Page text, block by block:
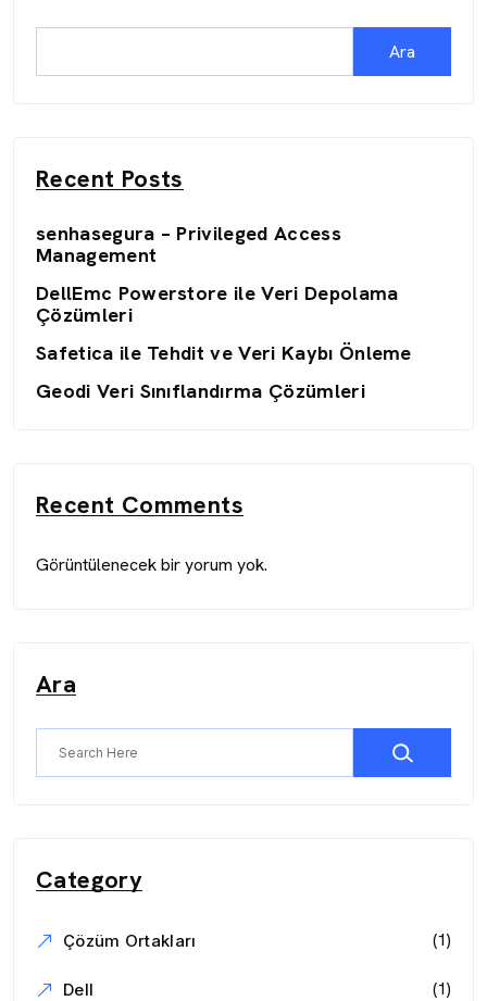
Ara
Recent Posts
senhasegura – Privileged Access
Management
DellEmc Powerstore ile Veri Depolama
Çözümleri
Safetica ile Tehdit ve Veri Kaybı Önleme
Geodi Veri Sınıflandırma Çözümleri
Recent Comments
Görüntülenecek bir yorum yok.
Ara
Category
Çözüm Ortakları (1)
Dell (1)